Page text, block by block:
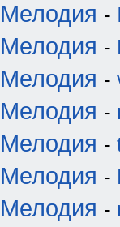
-
-
-
-
-
-
-